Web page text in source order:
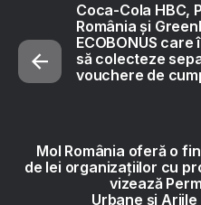
Coca-Cola HBC,
România și
ECOBONUS
să colecteze
vouchere de
Mol România oferă o
de lei organizațiilor cu
vizează
Urbane și